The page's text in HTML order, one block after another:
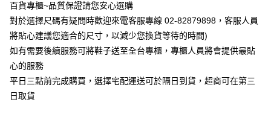
百貨專櫃~品質保證請您安心選購
對於選擇尺碼有疑問時歡迎來電客服專線 02-82879898，客服人員
將貼心建議您適合的尺寸，以減少您換貨等待的時間)
如有需要後續服務可將鞋子送至全台專櫃，專櫃人員將會提供最貼
心的服務
平日三點前完成購買，選擇宅配運送可於隔日到貨，超商可在第三
日取貨